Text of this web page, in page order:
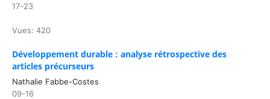
17-23
Vues: 420
Développement durable : analyse rétrospective des
articles précurseurs
Nathalie Fabbe-Costes
09-16